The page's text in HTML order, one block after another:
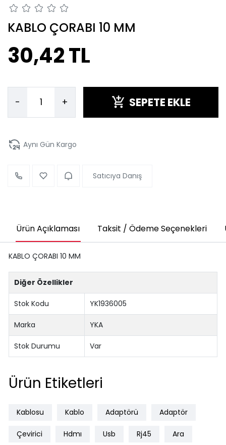
KABLO ÇORABI 10 MM
30,42 TL
- + SEPETE EKLE
Aynı Gün Kargo
Satıcıya Danış
Ürün Açıklaması Taksit / Ödeme Seçenekleri
KABLO ÇORABI 10 MM
Diğer Özellikler
Stok Kodu YK1936005
Marka YKA
Stok Durumu Var
Ürün Etiketleri
Kablosu Kablo Adaptörü Adaptör
Çevirici Hdmı Usb Rj45 Ara